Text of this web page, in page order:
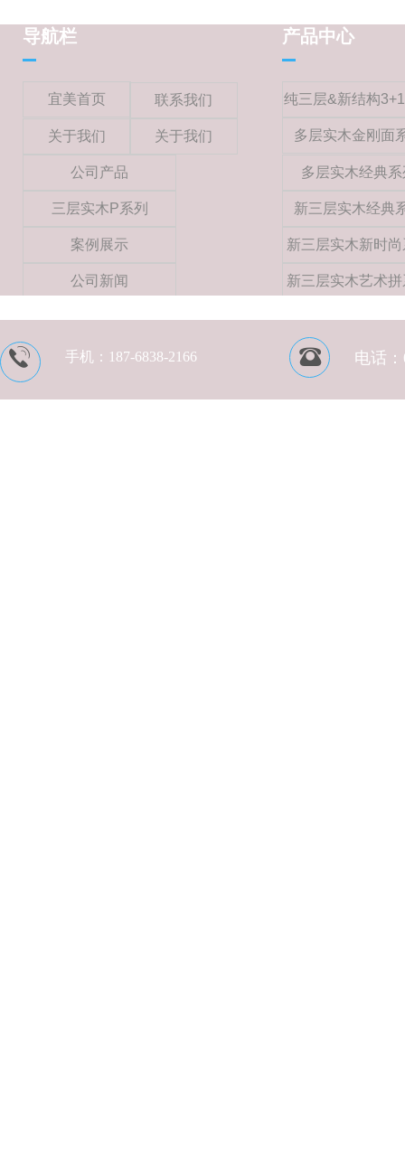
产品中心
纯三层&新结构
多层实木金刚面
多层实木经典系
新三层实木经典
新三层实木新时
新三层实木艺术
导航栏
宜美首页
关于我们
公司产品
三层实木P系列
案例展示
公司新闻
联系我们
关于我们
手机： 187-6838-2166 电话：